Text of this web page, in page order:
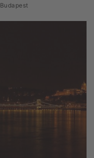
Budapest